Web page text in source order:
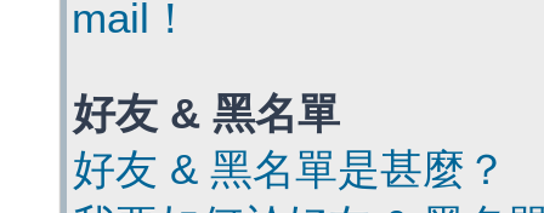
mail！
好友 & 黑名單
好友 & 黑名單是甚麼？